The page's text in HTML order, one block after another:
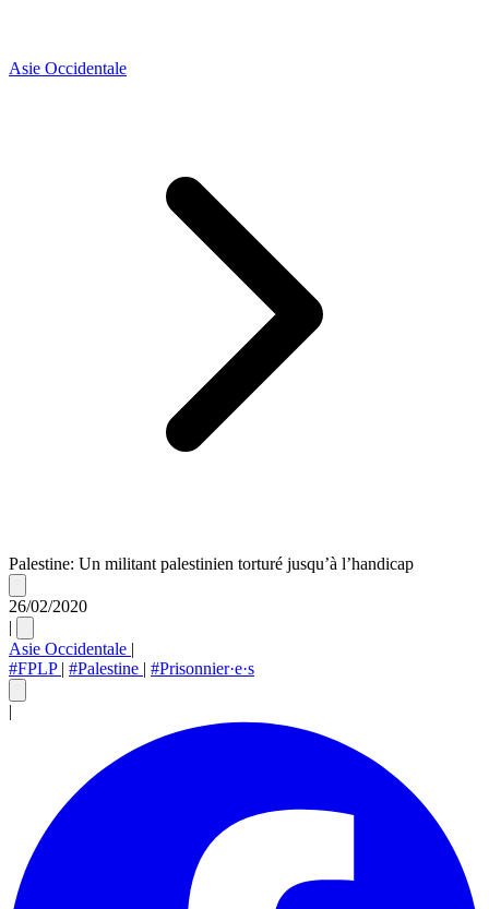
Asie Occidentale
Palestine: Un militant palestinien torturé jusqu’à l’handicap
26/02/2020
|
Asie Occidentale |
#FPLP | #Palestine | #Prisonnier·e·s
|